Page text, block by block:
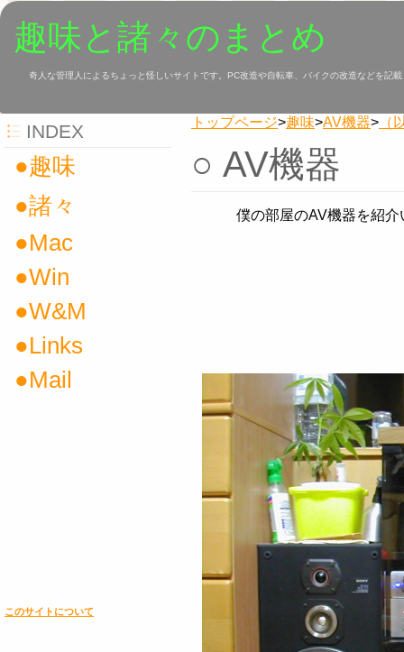
趣味と諸々のまとめ
奇人な管理人によるちょっと怪しいサイトです。PC改造や自転車、バイクの改造などを記
INDEX
●趣味
●諸々
●Mac
●Win
●W&M
●Links
●Mail
このサイトについて
トップページ>趣味>AV機器> （
○ AV機器
僕の部屋のAV機器を紹介